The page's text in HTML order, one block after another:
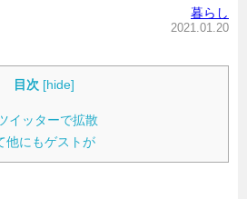
専門家インタビュー暮らし
2021.01.20
目次 [hide]
イッターで拡散
他にもゲストが